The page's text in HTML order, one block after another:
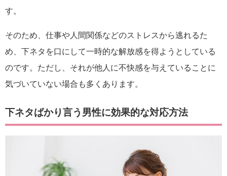
す。
そのため、仕事や人間関係などのストレスから逃れるた
め、下ネタを口にして一時的な解放感を得ようとしている
のです。ただし、それが他人に不快感を与えていることに
気づいていない場合も多くあります。
下ネタばかり言う男性に効果的な対応方法